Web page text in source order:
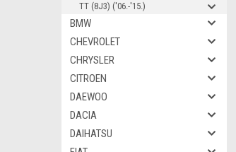
TT (8J3) ('06.-'15.)
BMW
CHEVROLET
CHRYSLER
CITROEN
DAEWOO
DACIA
DAIHATSU